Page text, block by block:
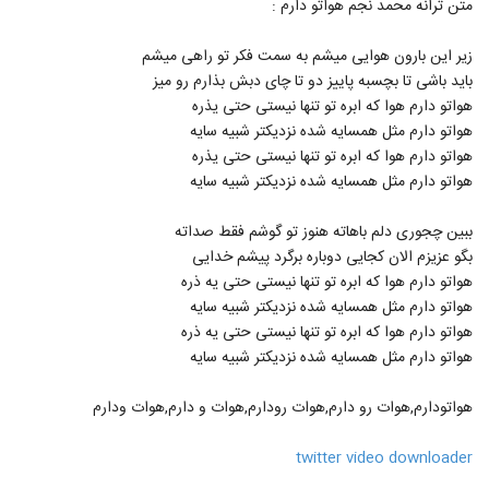
100
۱,۲۸۶ بازدید
آهنگ علی پارسا بنام بمون واسم
۴,۹۹۸ بازدید
102
آهنگ بد نشو از محمد چناری(پاپ)
۷۷۱ بازدید
103
دانلود آهنگ تریپل بند مال منی
۲,۱۹۸ بازدید
104
آهنگ سالار (جدید) بنام دستامو ول نکن
دانلود آهنگ محمدرضا هدایتی من دیوانه
۱,۰۳۹ بازدید
متن ترانه محمد نجم هواتو دارم :
زیر این بارون هوایی میشم به سمت فکر تو راهی میشم
باید باشی تا بچسبه پاییز دو تا چای دبش بذارم رو میز
هواتو دارم هوا که ابره تو تنها نیستی حتی یذره
هواتو دارم مثل همسایه شده نزدیکتر شبیه سایه
هواتو دارم هوا که ابره تو تنها نیستی حتی یذره
هواتو دارم مثل همسایه شده نزدیکتر شبیه سایه
ببین چجوری دلم باهاته هنوز تو گوشم فقط صداته
بگو عزیزم الان کجایی دوباره برگرد پیشم خدایی
هواتو دارم هوا که ابره تو تنها نیستی حتی یه ذره
هواتو دارم مثل همسایه شده نزدیکتر شبیه سایه
هواتو دارم هوا که ابره تو تنها نیستی حتی یه ذره
هواتو دارم مثل همسایه شده نزدیکتر شبیه سایه
هواتودارم,هوات رو دارم,هوات رودارم,هوات و دارم,هوات ودارم
twitter video downloader